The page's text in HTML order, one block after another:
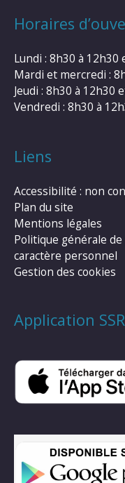
Horaires
Lundi : 8h30 à 12h30
Mardi et mercredi :
Jeudi : 8h30 à 12h30
Vendredi : 8h30 à
Liens
Accessibilité : non
Plan du site
Mentions légales
Politique générale
caractère personnel
Gestion des cookies
Application